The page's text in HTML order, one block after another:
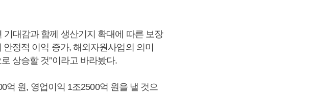
대감과 함께 생산기지 확대에 따른 보장
정적 이익 증가, 해외자원사업의 의미
상승할 것”이라고 바라봤다.
억 원, 영업이익 1조2500억 원을 낼 것으